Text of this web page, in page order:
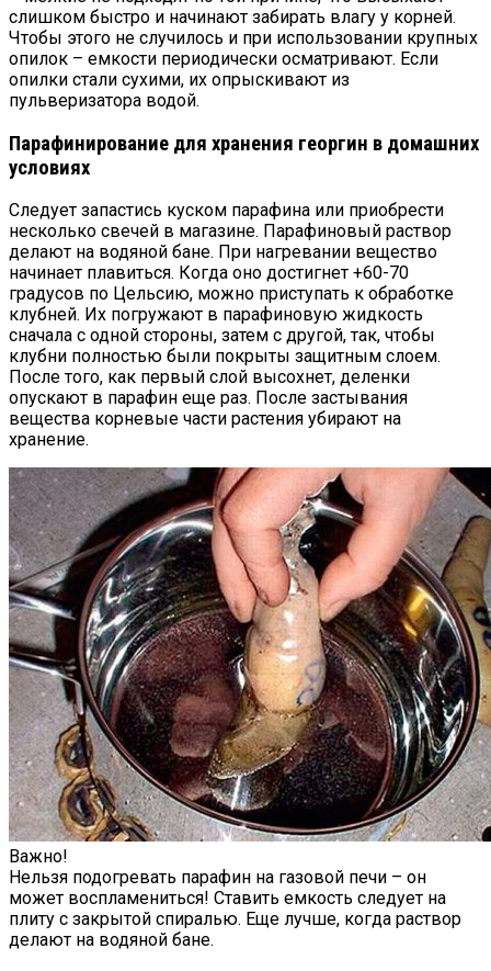
слишком быстро и начинают забирать влагу у корней.
Чтобы этого не случилось и при использовании крупных
опилок – емкости периодически осматривают. Если
опилки стали сухими, их опрыскивают из
пульверизатора водой.
Парафинирование для хранения георгин в домашних
условиях
Следует запастись куском парафина или приобрести
несколько свечей в магазине. Парафиновый раствор
делают на водяной бане. При нагревании вещество
начинает плавиться. Когда оно достигнет +60-70
градусов по Цельсию, можно приступать к обработке
клубней. Их погружают в парафиновую жидкость
сначала с одной стороны, затем с другой, так, чтобы
клубни полностью были покрыты защитным слоем.
После того, как первый слой высохнет, деленки
опускают в парафин еще раз. После застывания
вещества корневые части растения убирают на
хранение.
Важно!
Нельзя подогревать парафин на газовой печи – он
может воспламениться! Ставить емкость следует на
плиту с закрытой спиралью. Еще лучше, когда раствор
делают на водяной бане.